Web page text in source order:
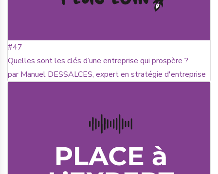
#47
Quelles sont les clés d’une entreprise qui prospère ?
par Manuel DESSALCES, expert en stratégie d'entreprise